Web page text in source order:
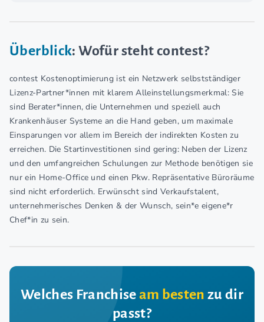
Überblick: Wofür steht contest?
contest Kostenoptimierung ist ein Netzwerk selbstständiger
Lizenz-Partner*innen mit klarem Alleinstellungsmerkmal: Sie
sind Berater*innen, die Unternehmen und speziell auch
Krankenhäuser Systeme an die Hand geben, um maximale
Einsparungen vor allem im Bereich der indirekten Kosten zu
erreichen. Die Startinvestitionen sind gering: Neben der Lizenz
und den umfangreichen Schulungen zur Methode benötigen sie
nur ein Home-Office und einen Pkw. Repräsentative Büroräume
sind nicht erforderlich. Erwünscht sind Verkaufstalent,
unternehmerisches Denken & der Wunsch, sein*e eigene*r
Chef*in zu sein.
Welches Franchiseam besten zu dir
passt?